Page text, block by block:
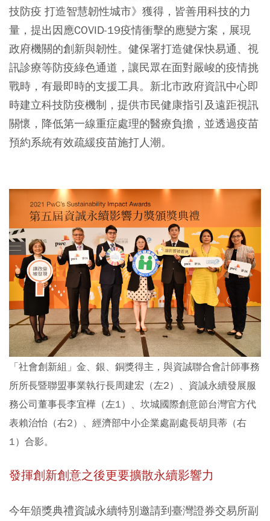
技防疫 打造智慧韌性城市》獲得，皆善用科技的力
量，提出因應COVID-19疫情衝擊的應變方案，展現
政府機關的創新與韌性。健保署打造健保快易通、視
訊診療等防疫綠色通道，讓民眾在面對嚴峻的疫情挑
戰時，有最即時的支援工具。新北市政府資訊中心即
時建立科技防疫機制，提供市民健康指引及遠距視訊
關懷，降低第一線重症處理的醫療負擔，並透過疫苗
預約系統有效疏緩疫苗施打人潮。
「社會創新組」金、銀、銅獎得主，與資誠聯合會計師事務
所所長暨聯盟事業執行長周建宏（左2）、資誠永續發展服
務公司董事長李宜樺（左1）、坎城國際創意節台灣官方代
表賴治怡（右2）、經濟部中小企業處副處長胡貝蒂（右
1）合影。
發揮創新創意之後更要擴散永續影響力
今年頒獎典禮資誠永續特別邀請到臺灣證券交易所副